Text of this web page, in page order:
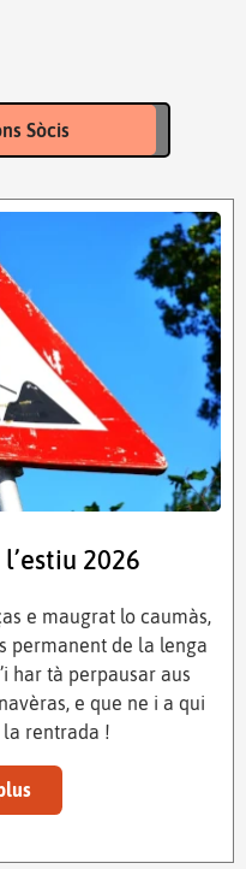
Sòcis
2026
e maugrat lo caumàs,
permanent de la lenga
har tà perpausar aus
e que ne i a qui
rentrada !